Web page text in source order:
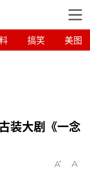
搞笑 美图
装大剧《一念